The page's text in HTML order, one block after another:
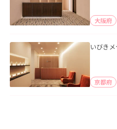
大阪府
いびき
京都府